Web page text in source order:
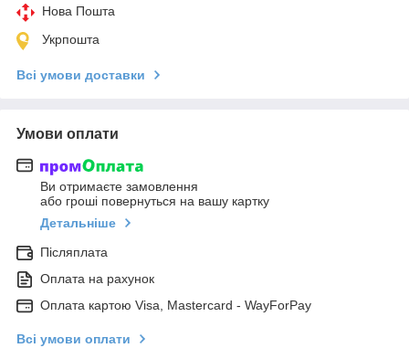
Нова Пошта
Укрпошта
Всі умови доставки
Умови оплати
Ви отримаєте замовлення
або гроші повернуться на вашу картку
Детальніше
Післяплата
Оплата на рахунок
Оплата картою Visa, Mastercard - WayForPay
Всі умови оплати